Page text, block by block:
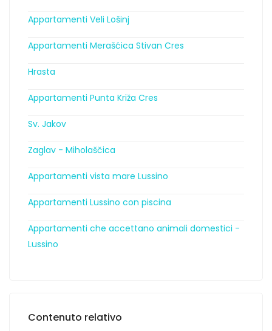
Appartamenti Veli Lošinj
Appartamenti Merašćica Stivan Cres
Hrasta
Appartamenti Punta Križa Cres
Sv. Jakov
Zaglav - Miholaščica
Appartamenti vista mare Lussino
Appartamenti Lussino con piscina
Appartamenti che accettano animali domestici -
Lussino
Contenuto relativo